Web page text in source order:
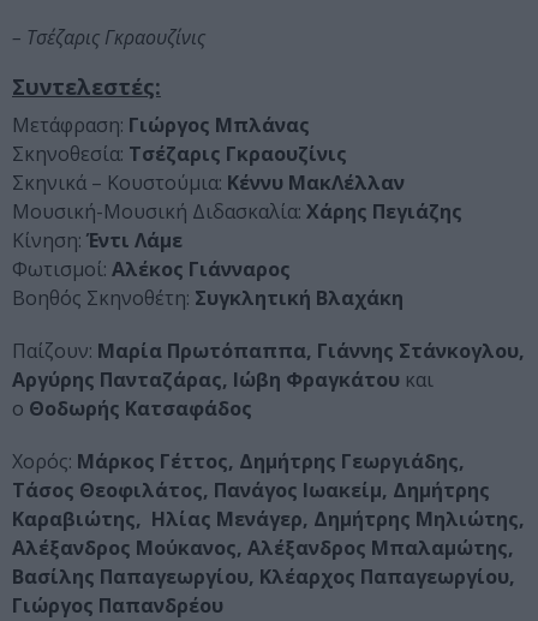
– Τσέζαρις Γκραουζίνις
Συντελεστές:
Μετάφραση: Γιώργος Μπλάνας
Σκηνοθεσία: Τσέζαρις Γκραουζίνις
Σκηνικά – Κουστούμια: Κέννυ ΜακΛέλλαν
Μουσική-Μουσική Διδασκαλία: Χάρης Πεγιάζης
Κίνηση: Έντι Λάμε
Φωτισμοί: Αλέκος Γιάνναρος
Βοηθός Σκηνοθέτη: Συγκλητική Βλαχάκη
Παίζουν: Μαρία Πρωτόπαππα, Γιάννης Στάνκογλου,
Αργύρης Πανταζάρας, Ιώβη Φραγκάτου και
ο Θοδωρής Κατσαφάδος
Χορός: Μάρκος Γέττος, Δημήτρης Γεωργιάδης,
Τάσος Θεοφιλάτος, Πανάγος Ιωακείμ, Δημήτρης
Καραβιώτης, Ηλίας Μενάγερ, Δημήτρης Μηλιώτης,
Αλέξανδρος Μούκανος, Αλέξανδρος Μπαλαμώτης,
Βασίλης Παπαγεωργίου, Κλέαρχος Παπαγεωργίου,
Γιώργος Παπανδρέου